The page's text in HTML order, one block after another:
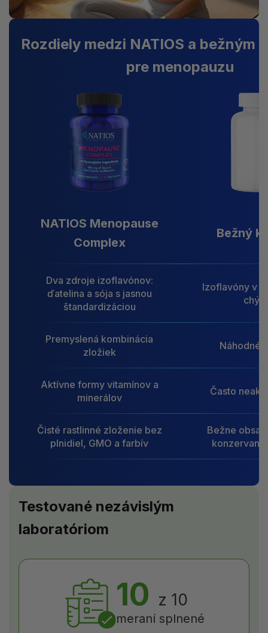
Rozdiely medzi NATIOS a bežným
pre menopauzu
NATIOS Menopause
Complex
Bežný
Dva zdroje izoflavónov:
ďatelina a sója s jasnou
štandardizáciou
Izoflavóny v
Premyslená kombinácia
zložiek
Náhodné
Aktívne formy vitamínov a
minerálov
Často
Čisté rastlinné zloženie bez
plnidiel, GMO a farbív
Bežne
Testované nezávislým
laboratóriom
10 z 10
meraní splnené